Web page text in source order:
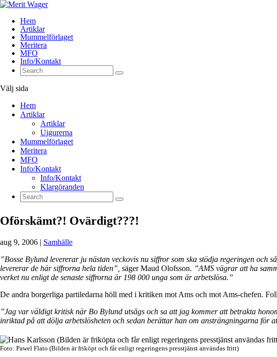
Hem
Artiklar
Mummelförlaget
Meritera
MFO
Info/Kontakt
Välj sida
Hem
Artiklar
Artiklar
Uigurerna
Mummelförlaget
Meritera
MFO
Info/Kontakt
Info/Kontakt
Klargöranden
Oförskämt?! Ovärdigt???!
aug 9, 2006 | Samhälle
”Bosse Bylund levererar ju nästan veckovis nu siffror som ska stödja regeringen och
levererar de här siffrorna hela tiden”, säger Maud Olofsson. ”AMS vägrar att ha
verket nu enligt de senaste siffrorna är 198 000 unga som är arbetslösa.”
De andra borgerliga partiledarna höll med i kritiken mot Ams och mot Ams-chefen.
”Jag var väldigt kritisk när Bo Bylund utsågs och sa att jag kommer att betrakta
inriktad på att dölja arbetslösheten och sedan berättar han om ansträngningarna för
Foto: Pawel Flato (Bilden är friköpt och får enligt regeringens presstjänst användas fritt)